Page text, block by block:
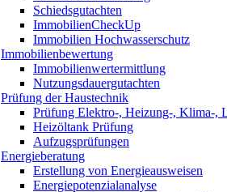
Schiedsgutachten
ImmobilienCheckUp
Immobilien Hochwasserschutz
Immobilienbewertung
Immobilienwertermittlung
Nutzungsdauergutachten
Prüfung der Haustechnik
Prüfung Elektro-, Heizung-, Klima-,
Heizöltank Prüfung
Aufzugsprüfungen
Energieberatung
Erstellung von Energieausweisen
Energiepotenzialanalyse